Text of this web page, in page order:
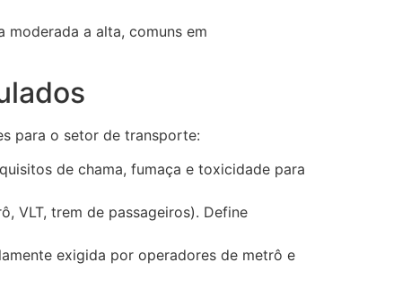
moderada a alta, comuns em
para o setor de transporte:
de chama, fumaça e toxicidade para
VLT, trem de passageiros). Define
exigida por operadores de metrô e